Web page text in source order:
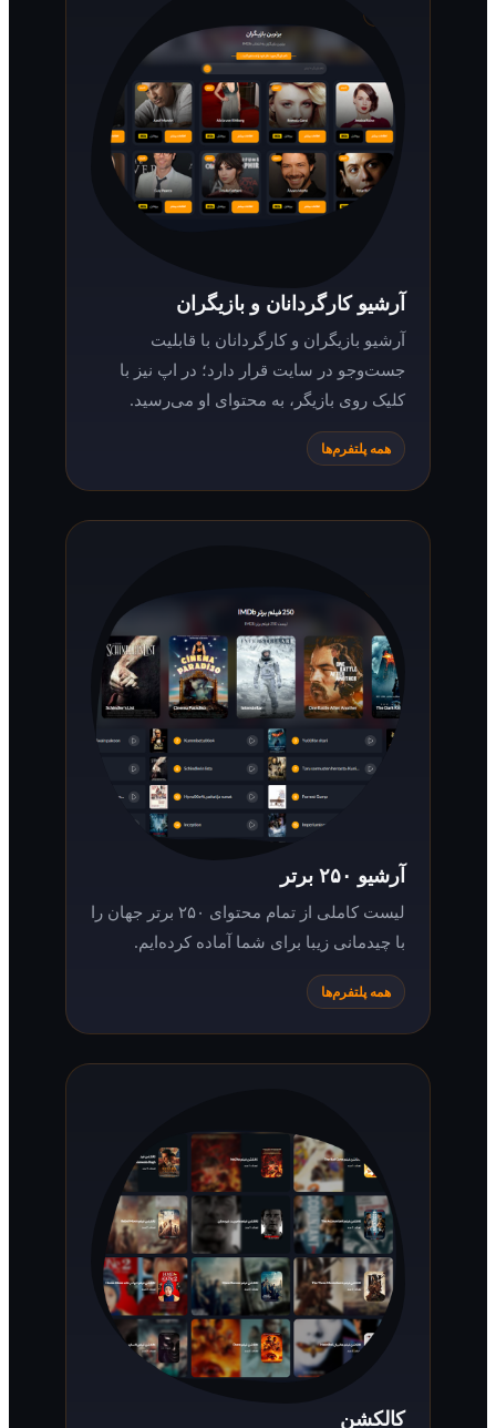
آرشیو کارگردانان و بازیگران
آرشیو بازیگران و کارگردانان با قابلیت
جست‌وجو در سایت قرار دارد؛ در اپ نیز با
کلیک روی بازیگر، به محتوای او می‌رسید.
همه پلتفرم‌ها
لیست کاملی از تمام محتوای ۲۵۰ برتر جهان را
با چیدمانی زیبا برای شما آماده کرده‌ایم.
همه پلتفرم‌ها